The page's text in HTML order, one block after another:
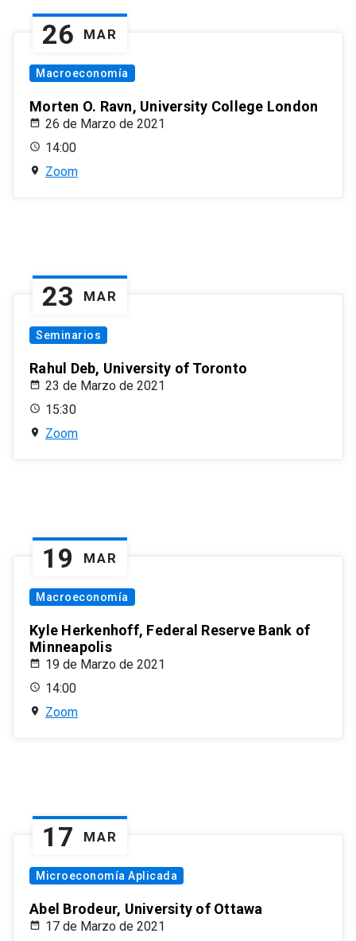
26 MAR
Macroeconomía
Morten O. Ravn, University College London
26 de Marzo de 2021
14:00
Zoom
23 MAR
Seminarios
Rahul Deb, University of Toronto
23 de Marzo de 2021
15:30
Zoom
19 MAR
Macroeconomía
Kyle Herkenhoff, Federal Reserve Bank of
Minneapolis
19 de Marzo de 2021
14:00
Zoom
17 MAR
Microeconomía Aplicada
Abel Brodeur, University of Ottawa
17 de Marzo de 2021